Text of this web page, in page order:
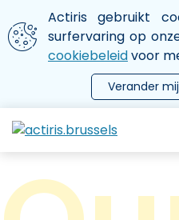
Aller au contenu principal
We gebruiken cookies
Actiris gebruikt
surfervaring op
cookiebeleidvoor
Verander
le menu